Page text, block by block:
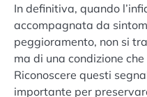
In definitiva, quando
accompagnata da
peggioramento, non si
ma di una condizione
Riconoscere questi
importante per